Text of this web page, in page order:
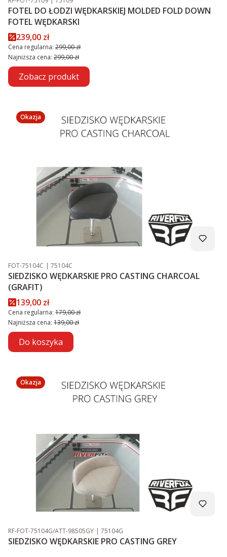
FOTEL DO ŁODZI WĘDKARSKIEJ MOLDED FOLD DOWN
FOTEL WĘDKARSKI
Cena promocyjna
239,00 zł
Cena regularna: 299,00 zł
Najniższa cena: 299,00 zł
Zobacz produkt
Okazja
Kod produktu
FOT-75104C Kod producenta
75104C
SIEDZISKO WĘDKARSKIE PRO CASTING CHARCOAL
(GRAFIT)
Cena promocyjna
139,00 zł
Cena regularna: 179,00 zł
Najniższa cena: 139,00 zł
Do koszyka
Okazja
Kod produktu
RF-FOT-75104G/ATT-98505GY Kod producenta
75104G
SIEDZISKO WĘDKARSKIE PRO CASTING GREY